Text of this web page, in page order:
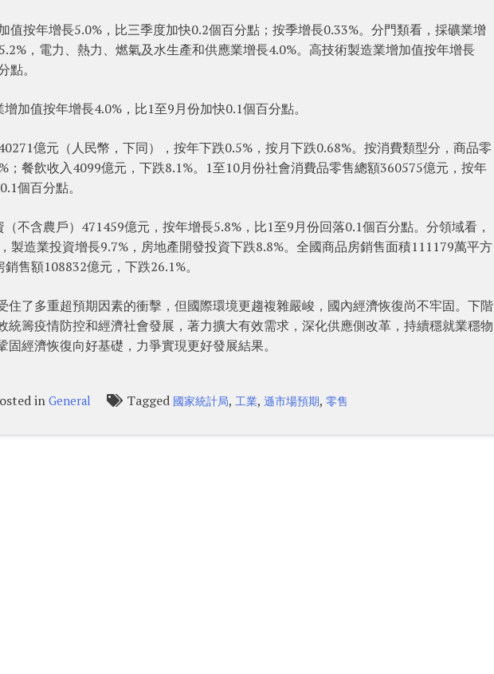
值按年增長5.0%，比三季度加快0.2個百分點；按季增長0.33%。分門類看，採礦業增
，電力、熱力、燃氣及水生產和供應業增長4.0%。高技術製造業增加值按年增長
。
加值按年增長4.0%，比1至9月份加快0.1個百分點。
億元（人民幣，下同），按年下跌0.5%，按月下跌0.68%。按消費類型分，商品零
；餐飲收入4099億元，下跌8.1%。1至10月份社會消費品零售總額360575億元，按年
個百分點。
不含農戶）471459億元，按年增長5.8%，比1至9月份回落0.1個百分點。分領域看，
製造業投資增長9.7%，房地產開發投資下跌8.8%。全國商品房銷售面積111179萬平方
售額108832億元，下跌26.1%。
住了多重超預期因素的衝擊，但國際環境更趨複雜嚴峻，國內經濟恢復尚不牢固。下階
統籌疫情防控和經濟社會發展，著力擴大有效需求，深化供應側改革，持續穩就業穩物
經濟恢復向好基礎，力爭實現更好發展結果。
inGeneral Tagged 國家統計局,工業,遜市場預期,零售